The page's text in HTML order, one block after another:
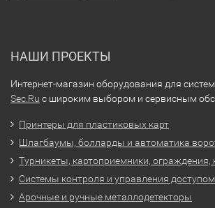
НАШИ ПРОЕКТЫ
Интернет-магазин оборудования для
Sec.Ru с широким выбором и сервисным
Принтеры для пластиковых карт
Шлагбаумы, болларды и автоматика
Турникеты, картоприемники, ограждения,
Системы контроля и управления доступом
Арочные и ручные металлодетекторы